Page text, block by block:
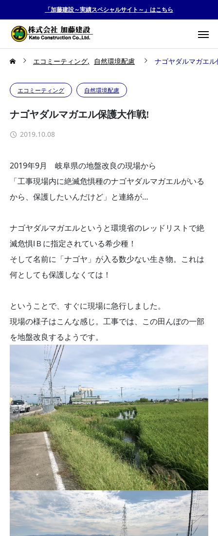
「加藤建設～実績スペシャルサイト～」はこちら
エコミーティング 自然環境配慮 ナゴヤダルマガエ
エコミーティング 自然環境配慮
ナゴヤダルマガエル保護大作戦!
2019.10.08
2019年9月 岐阜県の地盤改良の現場から
「工事現場内に絶滅危惧種のナゴヤダルマガエルがいる
から、保護したいんだけど」と連絡が…
ナゴヤダルマガエルというと環境省のレッドリストで絶
滅危惧ⅠＢに指定されている希少種！
そして名前に「ナゴヤ」が入る数少ない生き物。これは
何としても保護しなくては！
ということで、すぐに現場に急行しました。
現場の様子はこんな感じ。工事では、この田んぼの一部
を地盤改良するようです。